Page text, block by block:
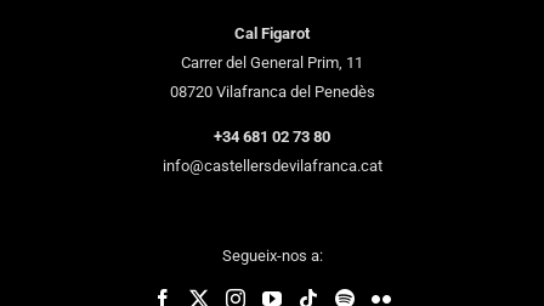
Cal Figarot
Carrer del General Prim, 11
08720 Vilafranca del Penedès
+34 681 02 73 80
info@castellersdevilafranca.cat
Segueix-nos a: